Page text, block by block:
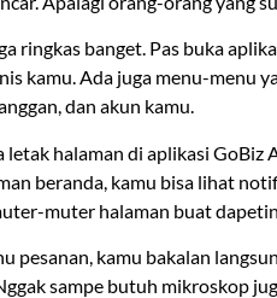
ringkas banget. Pas buka
kamu. Ada juga menu-menu
dan akun kamu.
letak halaman di aplikasi
beranda, kamu bisa lihat
muter halaman buat
pesanan, kamu bakalan
sampe butuh mikroskop